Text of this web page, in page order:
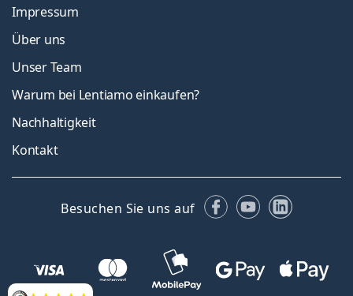
Impressum
Über uns
Unser Team
Warum bei Lentiamo einkaufen?
Nachhaltigkeit
Kontakt
Besuchen Sie uns auf Facebook
YouTubeLinkedIn